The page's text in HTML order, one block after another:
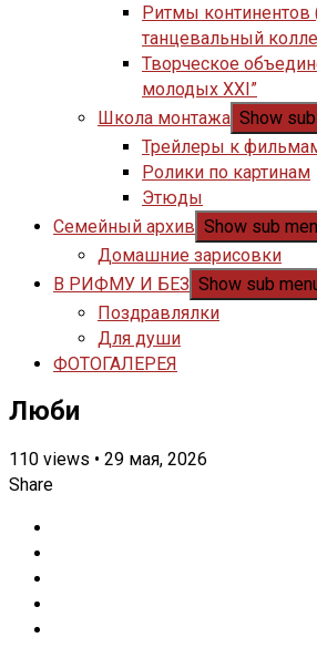
Ритмы континентов
танцевальный
Творческое
молодых XXI”
Школа монтажа Show
Трейлеры к
Ролики по картинам
Этюды
Семейный архив Show sub
Домашние зарисовки
В РИФМУ И БЕЗ Show sub
Поздравлялки
Для души
ФОТОГАЛЕРЕЯ
Люби
110 views • 29 мая, 2026
Share